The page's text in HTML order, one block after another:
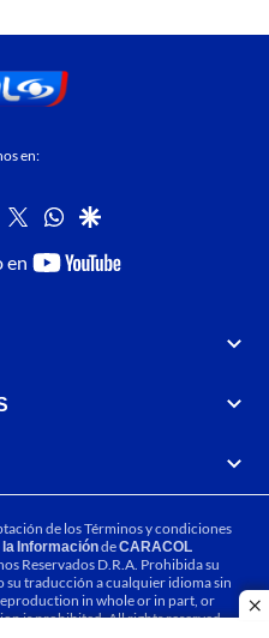
en:
instagram
twitterwhatsapp
google
en
youtube-
de losTérminos y condiciones
InformacióndeCARACOL
Reservados D.R.A. Prohibida su
traducción a cualquier idioma sin
in whole or in part, or
is prohibited. All rights reserved